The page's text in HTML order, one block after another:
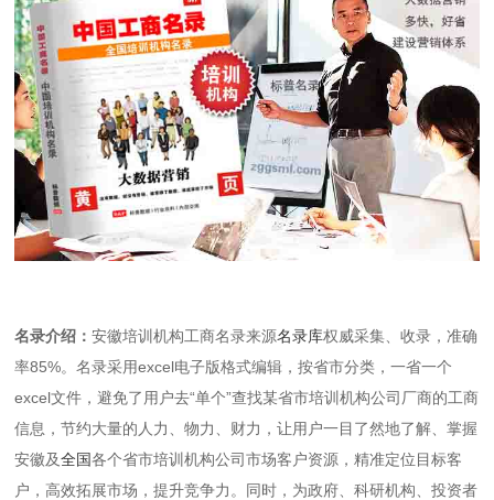
名录介绍：安徽培训机构工商名录来源名录库权威采集、收录，准确
率85%。名录采用excel电子版格式编辑，按省市分类，一省一个
excel文件，避免了用户去“单个”查找某省市培训机构公司厂商的工商
信息，节约大量的人力、物力、财力，让用户一目了然地了解、掌握
安徽及全国各个省市培训机构公司市场客户资源，精准定位目标客
户，高效拓展市场，提升竞争力。同时，为政府、科研机构、投资者